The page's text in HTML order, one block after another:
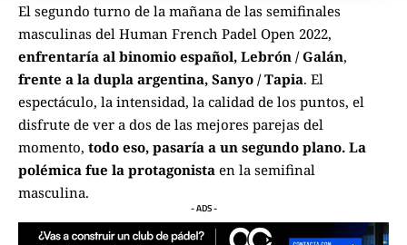
El segundo turno de la mañana de las semifinales
masculinas del Human French Padel Open 2022,
enfrentaría al binomio español, Lebrón / Galán,
frente a la dupla argentina, Sanyo / Tapia. El
espectáculo, la intensidad, la calidad de los puntos, el
disfrute de ver a dos de las mejores parejas del
momento, todo eso, pasaría a un segundo plano. La
polémica fue la protagonista en la semifinal
masculina.
- ADS -